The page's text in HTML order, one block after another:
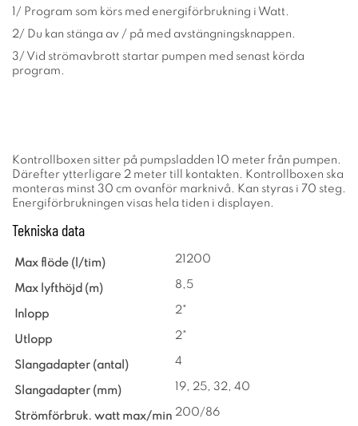
1/ Program som körs med energiförbrukning i Watt.
2/ Du kan stänga av / på med avstängningsknappen.
3/ Vid strömavbrott startar pumpen med senast körda
program.
Kontrollboxen sitter på pumpsladden 10 meter från pumpen.
Därefter ytterligare 2 meter till kontakten. Kontrollboxen ska
monteras minst 30 cm ovanför marknivå. Kan styras i 70 steg.
Energiförbrukningen visas hela tiden i displayen.
Tekniska data
Max flöde (l/tim) 21200
Max lyfthöjd (m) 8,5
Inlopp 2"
Utlopp 2"
Slangadapter (antal) 4
Slangadapter (mm) 19, 25, 32, 40
Strömförbruk. watt max/min 200/86